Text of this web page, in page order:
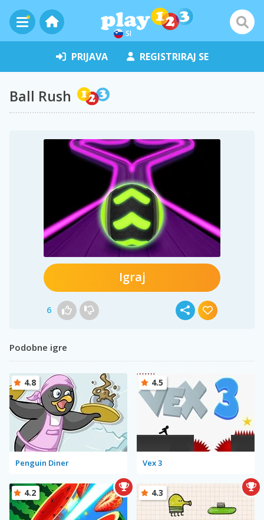
SI
PRIJAVA REGISTRIRAJ SE
Ball Rush
Igraj
6
Podobne igre
Penguin Diner
4.8
Vex 3
4.5
4.2 4.3